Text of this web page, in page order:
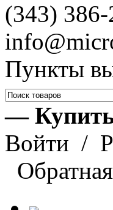
(343)
Пункты
—
Войти /